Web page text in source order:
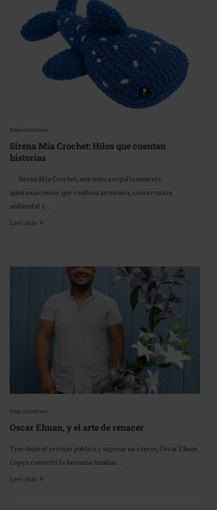
Emprendedores
Sirena Mia Crochet: Hilos que cuentan
historias
Sirena Mía Crochet, una marca orgullosamente
quintanarroense que combina artesanía, conservación
ambiental y …
Leer más
Emprendedores
Oscar Ehuan, y el arte de renacer
Tras dejar el servicio público y superar un cáncer, Óscar Ehuan
López convirtió la herencia familiar …
Leer más